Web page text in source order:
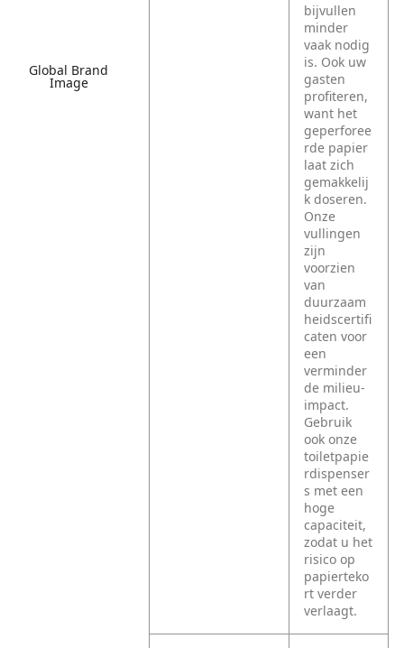
Global Brand
Image
bijvullen
minder
vaak nodig
is. Ook uw
gasten
profiteren,
want het
geperforee
rde papier
laat zich
gemakkelij
k doseren.
Onze
vullingen
zijn
voorzien
van
duurzaam
heidscertifi
caten voor
een
verminder
de milieu-
impact.
Gebruik
ook onze
toiletpapie
rdispenser
s met een
hoge
capaciteit,
zodat u het
risico op
papierteko
rt verder
verlaagt.